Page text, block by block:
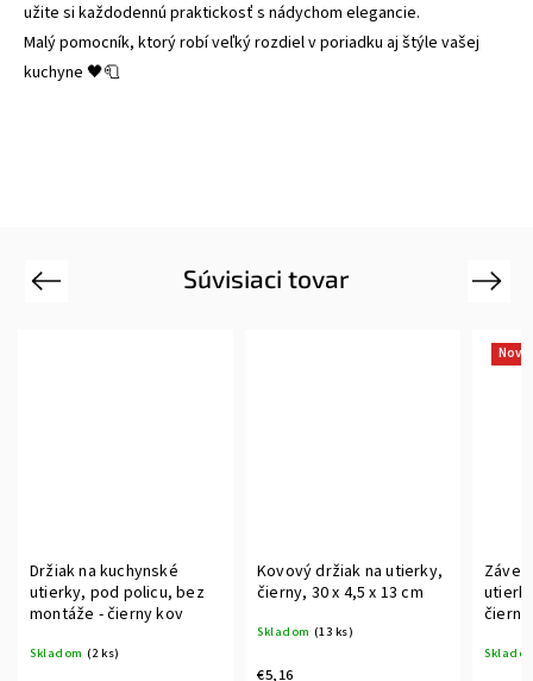
užite si každodennú praktickosť s nádychom elegancie.
Malý pomocník, ktorý robí veľký rozdiel v poriadku aj štýle vašej
kuchyne 🖤🧻
Súvisiaci tovar
Previous
Držiak na kuchynské
utierky, pod policu, bez
montáže - čierny kov
Skladom (2 ks)
Kovový držiak na utierky,
čierny, 30 x 4,5 x 13 cm
Skladom (13 ks)
€5,16
Next